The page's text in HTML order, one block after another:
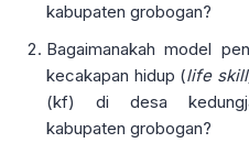
kabupaten grobogan?
Bagaimanakah model
kecakapan hidup (life
(kf) di desa
kabupaten grobogan?